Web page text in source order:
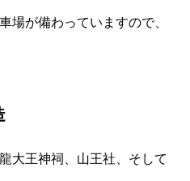
場が備わっていますので、
大王神祠、山王社、そして